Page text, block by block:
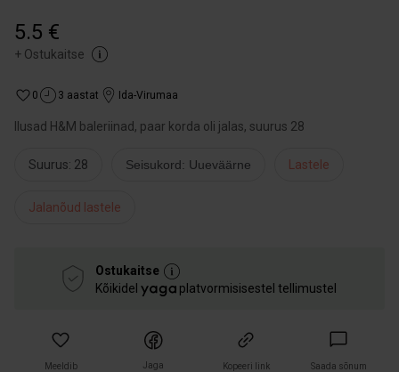
5.5 €
+ Ostukaitse
0 3 aastat Ida-Virumaa
Ilusad H&M baleriinad, paar korda oli jalas, suurus 28
Suurus: 28 Seisukord: Uueväärne Lastele
Jalanõud lastele
Ostukaitse
Kõikidel
platvormisisestel tellimustel
Meeldib Jaga Kopeeri link Saada sõnum